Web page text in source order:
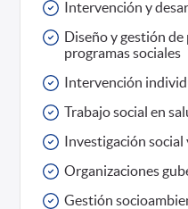
Intervención y
Diseño y gestión
programas sociales
Intervención
Trabajo social en
Investigación
Organizaciones
Gestión